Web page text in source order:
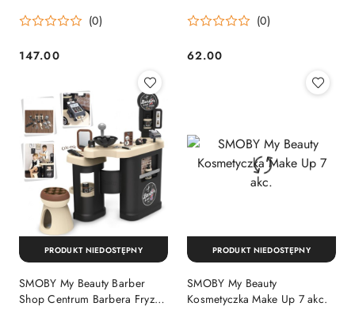
(0)
Cena:
147.00
(0)
Cena:
62.00
SMOBY My Beauty Barber
Shop Centrum Barbera Fryzjer
PRODUKT NIEDOSTĘPNY
SMOBY My Beauty
Kosmetyczka Make Up 7 akc.
PRODUKT NIEDOSTĘPNY